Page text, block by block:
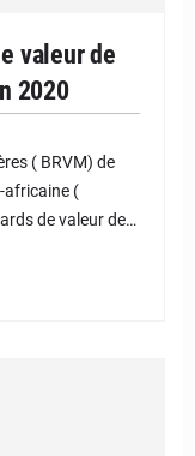
valeur de
2020
( BRVM) de
africaine (
de valeur de…